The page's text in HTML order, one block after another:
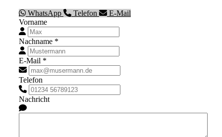
WhatsApp Telefon
E-Mail
Vorname
Nachname *
E-Mail *
Telefon
Nachricht